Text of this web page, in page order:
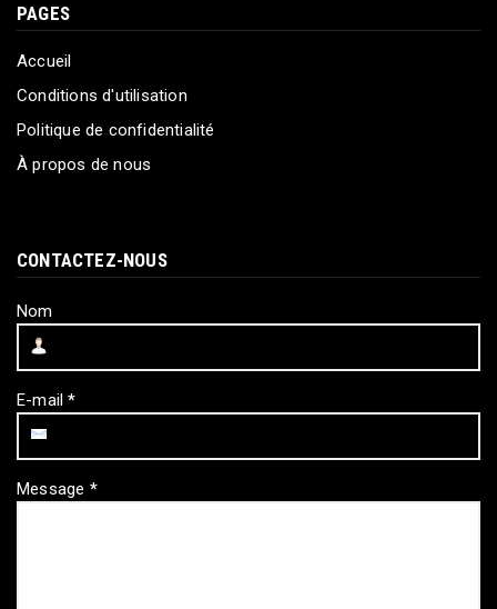
PAGES
Accueil
Conditions d'utilisation
Politique de confidentialité
À propos de nous
CONTACTEZ-NOUS
Nom
E-mail*
Message *